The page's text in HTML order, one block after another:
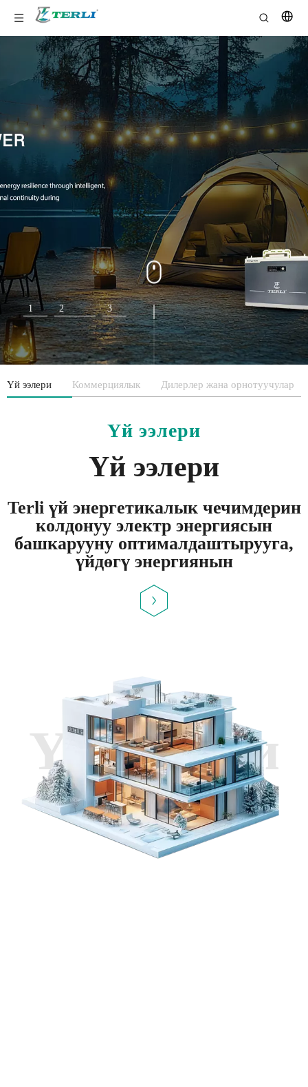
1 2 3
Үй ээлери
Үй ээлери
Terli үй энергетикалык чечимдерин
колдонуу электр энергиясын
башкарууну оптималдаштырууга,
үйдөгү энергиянын
жана электр энергиясын
үзгүлтүксүз жана туруктуу
камсыздай алат.
Үй ээлери Коммерциялык Дилерлер жана орнотуучулар
Үй ээлери